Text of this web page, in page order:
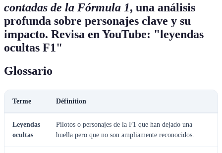
contadas de la Fórmula 1, una análisis
profunda sobre personajes clave y su
impacto. Revisa en YouTube: "leyendas
ocultas F1"
Glossario
Terme Définition
Leyendas
ocultas
Pilotos o personajes de la F1 que han dejado una
huella pero que no son ampliamente reconocidos.